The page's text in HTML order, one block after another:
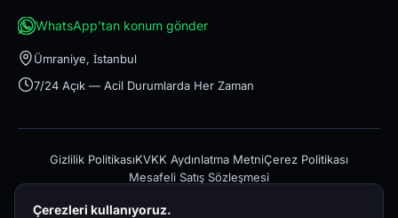
WhatsApp'tan konum gönder
Ümraniye, İstanbul
7/24 Açık — Acil Durumlarda Her Zaman
Gizlilik PolitikasıKVKK Aydınlatma MetniÇerez Politikası
Mesafeli Satış Sözleşmesi
Çerezleri kullanıyoruz.